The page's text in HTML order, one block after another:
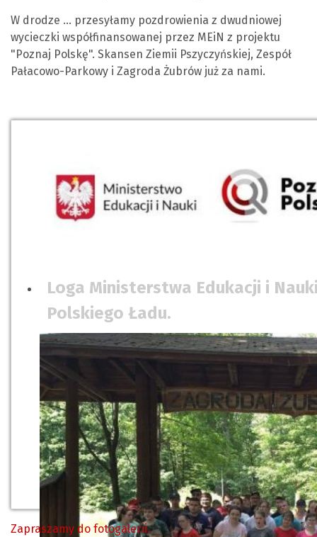
W drodze ... przesyłamy pozdrowienia z dwudniowej
wycieczki współfinansowanej przez MEiN z projektu
"Poznaj Polskę". Skansen Ziemii Pszyczyńskiej, Zespół
Pałacowo-Parkowy i Zagroda Żubrów już za nami.
Loga Ministerstwa Edukacji i
Polskiego Ładu.
Zapraszamy do fotogalerii.